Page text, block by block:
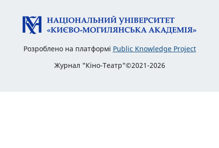
Розроблено на платформі Public Knowledge Project
Журнал "Кіно-Театр"©2021-2026